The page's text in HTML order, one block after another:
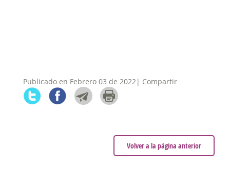
Publicado en Febrero 03 de 2022| Compartir
Volver a la página anterior